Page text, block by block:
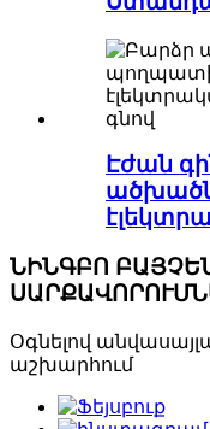
Էժան
ՆԻՆԳԲՈ
Օգնելով
աշխարհում